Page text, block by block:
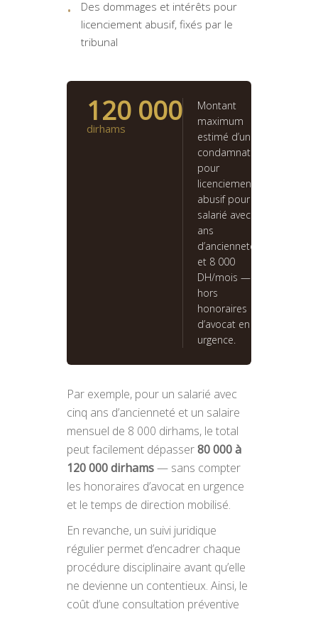
Des dommages et intérêts pour
licenciement abusif, fixés par le
tribunal
120 000
dirhams
Montant
maximum
estimé d’une
condamnation
pour
licenciement
abusif pour un
salarié avec 5
ans
d’ancienneté
et 8 000
DH/mois —
hors
honoraires
d’avocat en
urgence.
Par exemple, pour un salarié avec
cinq ans d’ancienneté et un salaire
mensuel de 8 000 dirhams, le total
peut facilement dépasser80 000 à
120 000 dirhams— sans compter
les honoraires d’avocat en urgence
et le temps de direction mobilisé.
En revanche, un suivi juridique
régulier permet d’encadrer chaque
procédure disciplinaire avant qu’elle
ne devienne un contentieux. Ainsi, le
coût d’une consultation préventive